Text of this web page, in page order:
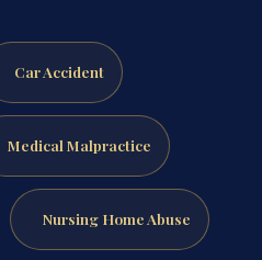
Car Accident
Medical Malpractice
Nursing Home Abuse